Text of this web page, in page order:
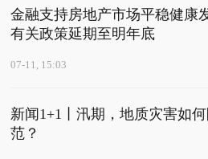
金融支持房地产市场平稳健康
有关政策延期至明年底
07-11, 15:03
新闻1+1丨汛期，地质灾害如
范？